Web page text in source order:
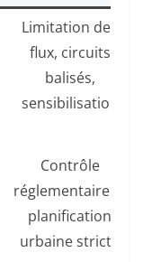
Limitation des
flux, circuits
balisés,
sensibilisation
Contrôle
réglementaire et
planification
urbaine stricte